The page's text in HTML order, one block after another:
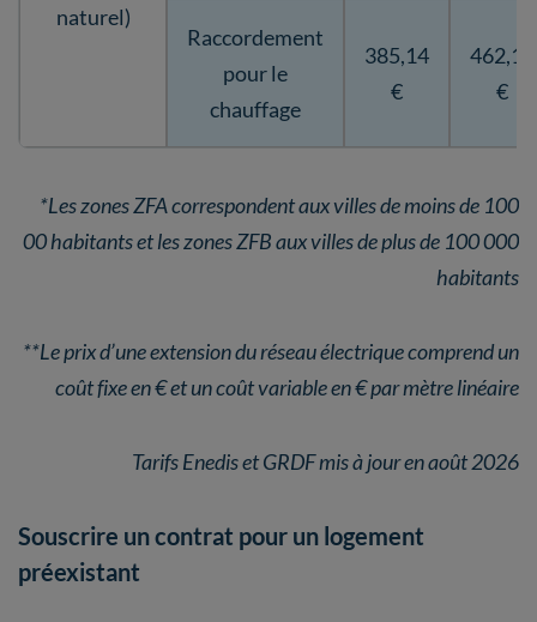
naturel)
Raccordement
pour le
chauffage
385,14
€
462,17
€
*Les zones ZFA correspondent aux villes de moins de 100
00 habitants et les zones ZFB aux villes de plus de 100 000
habitants
**Le prix d’une extension du réseau électrique comprend un
coût fixe en € et un coût variable en € par mètre linéaire
Tarifs Enedis et GRDF mis à jour en août 2026
Souscrire un contrat pour un logement
préexistant